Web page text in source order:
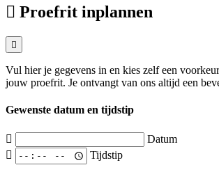
Proefrit inplannen
Vul hier je gegevens in en kies zelf een
jouw proefrit. Je ontvangt van ons altijd een
Gewenste datum en tijdstip
Datum
Tijdstip